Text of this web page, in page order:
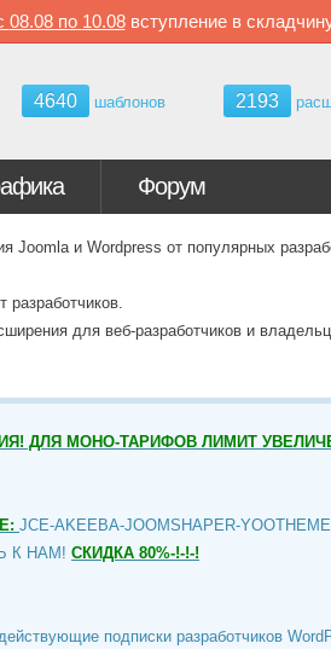
08.08 по 10.08вступление в
4640 шаблонов 2193
Форум
и Wordpress от популярных
для веб-разработчиков и
ДЛЯ МОНО-ТАРИФОВ ЛИМИТ
JCE-AKEEBA-JOOMSHAPER-
К НАМ! СКИДКА 80%-!-!-!
подписки разработчиков